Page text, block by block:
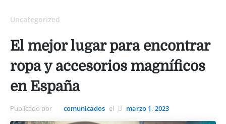
Uncategorized
El mejor lugar para encontrar
ropa y accesorios magníficos
en España
Publicado por comunicados el marzo 1, 2023